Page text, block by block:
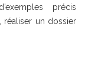
précis
réaliser un dossier